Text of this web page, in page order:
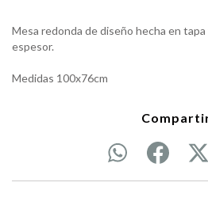
Mesa redonda de diseño hecha en
espesor.
Medidas 100x76cm